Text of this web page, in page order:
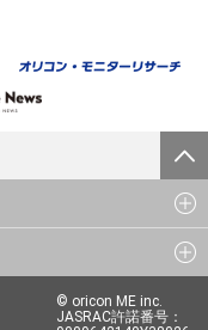
© oricon ME inc.
JASRAC許諾番号：